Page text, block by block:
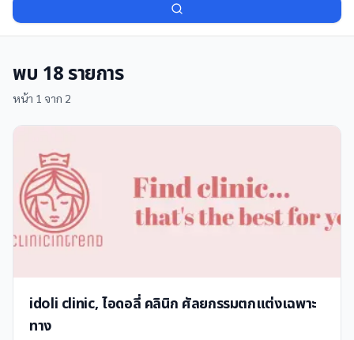
พบ 18รายการ
หน้า 1 จาก 2
idoli clinic, ไอดอลี่ คลินิก ศัลยกรรมตกแต่งเฉพาะ
ทาง